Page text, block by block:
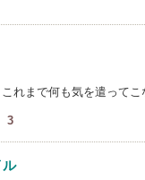
れまで何も気を遣って
3
ル